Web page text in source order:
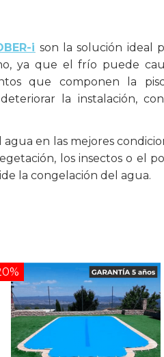
i son la solución ideal
ya que el frío puede
que componen la
la instalación,
en las mejores
los insectos o el
la congelación del agua.